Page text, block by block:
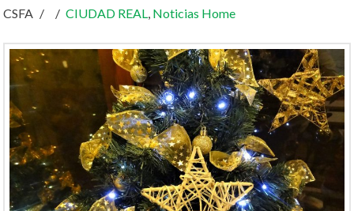
CSFA CIUDAD REAL Noticias Home